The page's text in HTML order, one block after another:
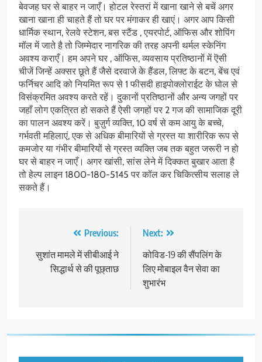
बेवजह घर से बाहर न जाएँ। होटल रेस्तरां में खाना खाने से बचें अगर
खाना खाना ही चाहते हैं तो घर पर मंगाकर ही खाएं। अगर आप किसी
धार्मिक स्थान, रेलवे स्टेशन, बस स्टैंड , एयरपोर्ट, ऑफिस और शोपिंग
मॉल में जाते है तो जिम्मेदार नागरिक की तरह अपनी थर्मल स्केनिंग
अवश्य कराएँ। हम अपने घर , ऑफिस, व्यवसाय प्रतिष्ठानों में ऎसी
चीजें जिन्हें अक्सर छूते हैं जैसे दरवाजे के हैंडल, लिफ्ट के बटन, बेंच एवं
फर्निचर आदि को नियमित रूप से 1 फीसदी हाइपोक्लोराईट के घोल से
विसंक्रमित अवश्य करते रहें। दुकानों प्रतिष्ठानों और अन्य जगहों पर
जहाँ लोग एकत्रित हो सकते हैं ऐसी जगहों पर 2 गज की सामाजिक दूरी
का पालन अवश्य करें। बुज़ुर्ग व्यक्ति, 10 वर्ष से कम आयु के बच्चे,
गर्भवती महिलाएं, एक से अधिक बीमारियों से ग्रस्त या शारीरिक रूप से
कमजोर या गंभीर बीमारियों से ग्रस्त व्यक्ति जब तक बहुत जरूरी न हो
घर से बाहर न जाएँ। अगर खांसी, सांस लेने में दिक्कत बुखार आता है
तो हेल्प लाइन 1800-180-5145 पर कॉल कर चिकित्सीय सलाह ले
सकते हैं।
navigation
Previous:
सुशांत मामले में सीबीआई ने
सिद्धार्थ से की पूछ्ताछ
Next:
कोविड-19 की सैंपलिंग के
लिए मोबाइल वैन सेवा का
शुभारंभ